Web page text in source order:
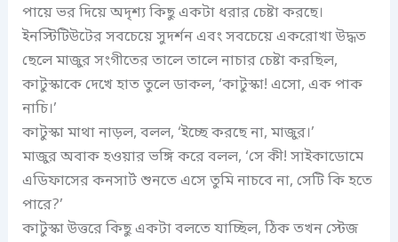
পায়ে ভর দিয়ে অদৃশ্য কিছু একটা ধরার চেষ্টা করছে।
ইনস্টিটিউটের সবচেয়ে সুদর্শন এবং সবচেয়ে একরোখা উদ্ধত
ছেলে মাজুর সংগীতের তালে তালে নাচার চেষ্টা করছিল,
কাটুস্কাকে দেখে হাত তুলে ডাকল, ‘কাটুস্কা! এসো, এক পাক
নাচি।’
কাটুস্কা মাথা নাড়ল, বলল, ‘ইচ্ছে করছে না, মাজুর।’
মাজুর অবাক হওয়ার ভঙ্গি করে বলল, ‘সে কী! সাইকাডোমে
এডিফাসের কনসার্ট শুনতে এসে তুমি নাচবে না, সেটি কি হতে
পারে?’
কাটুস্কা উত্তরে কিছু একটা বলতে যাচ্ছিল, ঠিক তখন স্টেজ